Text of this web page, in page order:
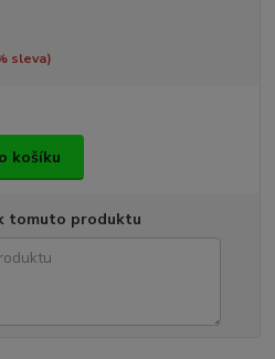
sleva)
košíku
tomuto produktu